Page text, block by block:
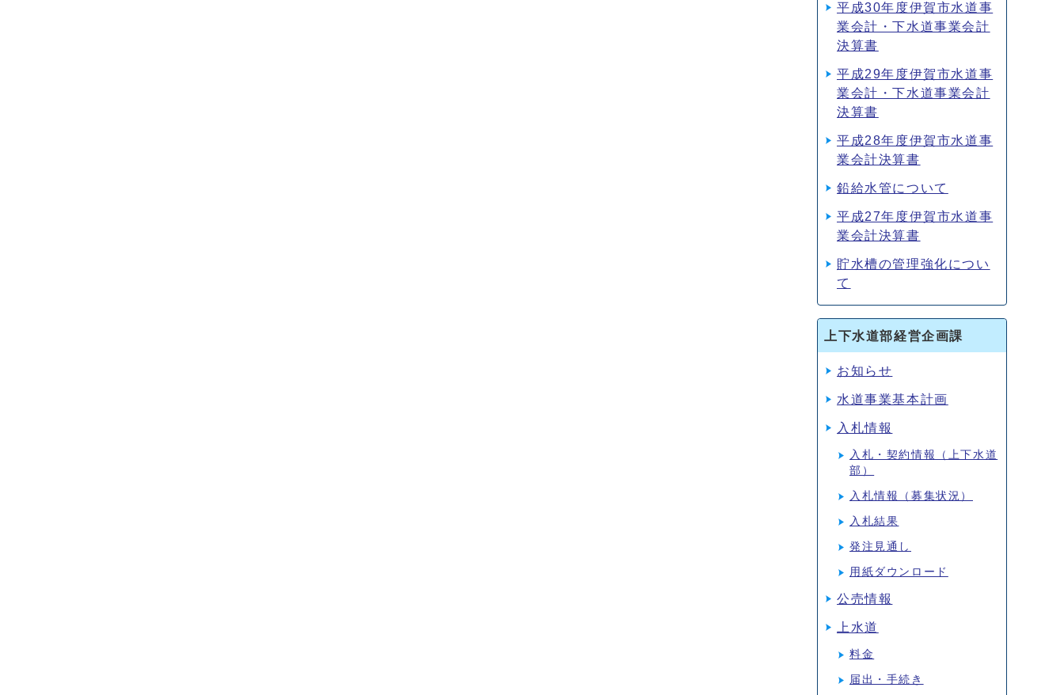
平成30年度伊賀市水道事
業会計・下水道事業会計
決算書
平成29年度伊賀市水道事
業会計・下水道事業会計
決算書
平成28年度伊賀市水道事
業会計決算書
鉛給水管について
平成27年度伊賀市水道事
業会計決算書
貯水槽の管理強化につい
て
上下水道部経営企画課
お知らせ
水道事業基本計画
入札情報
入札・契約情報（上下水道
部）
入札情報（募集状況）
入札結果
発注見通し
用紙ダウンロード
公売情報
上水道
料金
届出・手続き